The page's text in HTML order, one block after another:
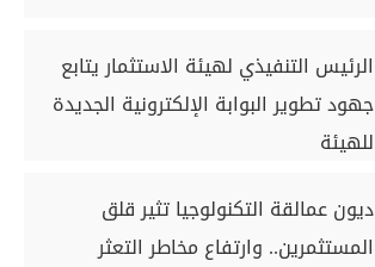
الرئيس التنفيذي لهيئة الاستثمار يتابع
جهود تطوير البوابة الإلكترونية الجديدة
للهيئة
ديون عمالقة التكنولوجيا تثير قلق
المستثمرين.. وارتفاع مخاطر التعثر